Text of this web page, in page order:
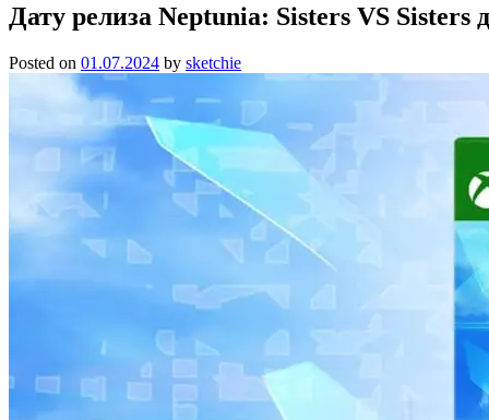
Дату релиза Neptunia: Sisters VS Sisters
Posted on 01.07.2024 by sketchie